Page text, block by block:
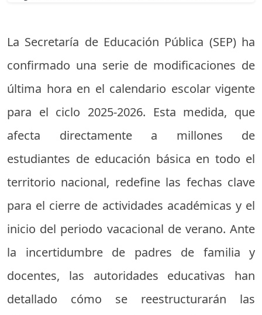
La Secretaría de Educación Pública (SEP) ha
confirmado una serie de modificaciones de
última hora en el calendario escolar vigente
para el ciclo 2025-2026. Esta medida, que
afecta directamente a millones de
estudiantes de educación básica en todo el
territorio nacional, redefine las fechas clave
para el cierre de actividades académicas y el
inicio del periodo vacacional de verano. Ante
la incertidumbre de padres de familia y
docentes, las autoridades educativas han
detallado cómo se reestructurarán las